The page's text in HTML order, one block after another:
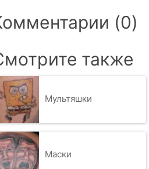
(0)
также
Мультяшки
Маски